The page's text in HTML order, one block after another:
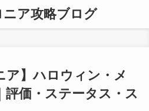
ア攻略ブログ
ア】ハロウィン・メ
評価・ステータス・ス